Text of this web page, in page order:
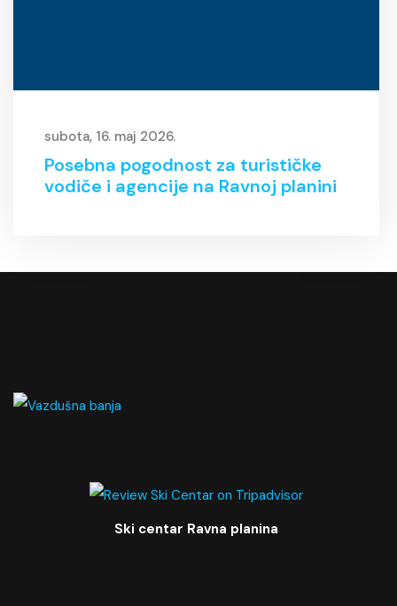
subota, 16. maj 2026.
Posebna pogodnost za turističke
vodiče i agencije na Ravnoj planini
Ski centar Ravna planina